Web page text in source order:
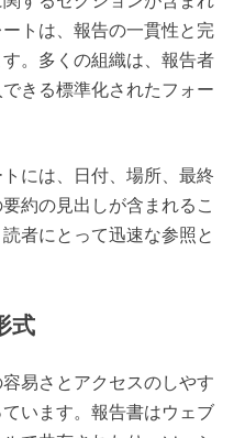
トは、報告の一貫性と完
。多くの組織は、報告者
きる標準化されたフォー
には、日付、場所、最終
約の見出しが含まれるこ
者にとって迅速な参照と
式
易さとアクセスのしやす
います。報告書はウェブ